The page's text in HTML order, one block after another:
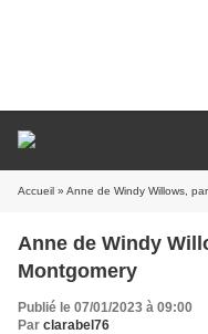
Accueil » Anne de Windy Willows,
Anne de Windy
Montgomery
Publié le 07/01/2023 à 09:00
Par clarabel76